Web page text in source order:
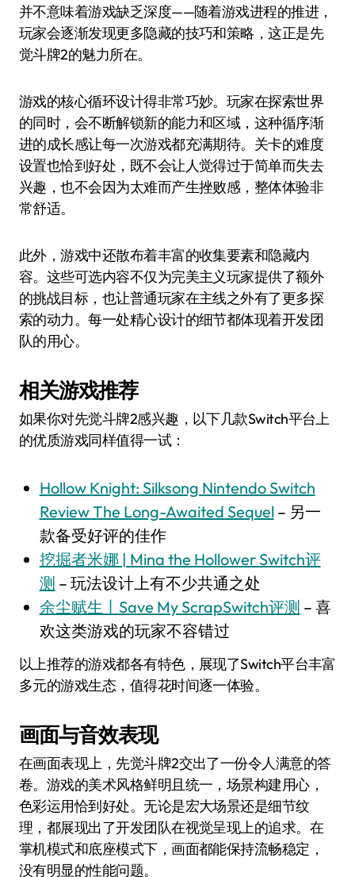
并不意味着游戏缺乏深度——随着游戏进程的推进，
玩家会逐渐发现更多隐藏的技巧和策略，这正是先
觉斗牌2的魅力所在。
游戏的核心循环设计得非常巧妙。玩家在探索世界
的同时，会不断解锁新的能力和区域，这种循序渐
进的成长感让每一次游戏都充满期待。关卡的难度
设置也恰到好处，既不会让人觉得过于简单而失去
兴趣，也不会因为太难而产生挫败感，整体体验非
常舒适。
此外，游戏中还散布着丰富的收集要素和隐藏内
容。这些可选内容不仅为完美主义玩家提供了额外
的挑战目标，也让普通玩家在主线之外有了更多探
索的动力。每一处精心设计的细节都体现着开发团
队的用心。
相关游戏推荐
如果你对先觉斗牌2感兴趣，以下几款Switch平台上
的优质游戏同样值得一试：
Hollow Knight: Silksong Nintendo Switch
Review The Long-Awaited Sequel– 另一
款备受好评的佳作
挖掘者米娜 | Mina the Hollower Switch评
测 – 玩法设计上有不少共通之处
余尘赋生丨Save My ScrapSwitch评测 – 喜
欢这类游戏的玩家不容错过
以上推荐的游戏都各有特色，展现了Switch平台丰富
多元的游戏生态，值得花时间逐一体验。
画面与音效表现
在画面表现上，先觉斗牌2交出了一份令人满意的答
卷。游戏的美术风格鲜明且统一，场景构建用心，
色彩运用恰到好处。无论是宏大场景还是细节纹
理，都展现出了开发团队在视觉呈现上的追求。在
掌机模式和底座模式下，画面都能保持流畅稳定，
没有明显的性能问题。